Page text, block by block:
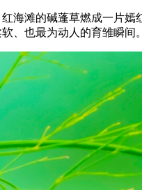
海滩的碱蓬草燃成一片
、也最为动人的育雏瞬间。